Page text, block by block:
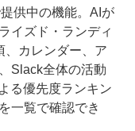
供中の機能。AIが
イズド・ランディ
、カレンダー、ア
Slack全体の活動
る優先度ランキン
一覧で確認でき